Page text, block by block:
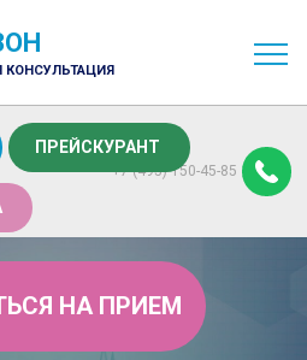
КОНСУЛЬТАЦИЯ
ПРЕЙСКУРАНТ
+7 (495) 150-45-85
НА ПРИЕМ